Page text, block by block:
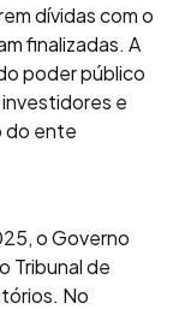
dívidas com o
finalizadas. A
poder público
e
do ente
o Governo
Tribunal de
No